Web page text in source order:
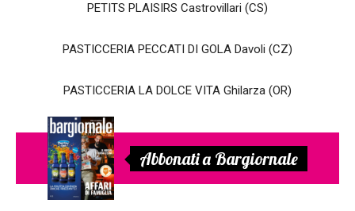
PETITS PLAISIRS Castrovillari (CS)
PASTICCERIA PECCATI DI GOLA Davoli (CZ)
PASTICCERIA LA DOLCE VITA Ghilarza (OR)
Abbonati a Bargiornale